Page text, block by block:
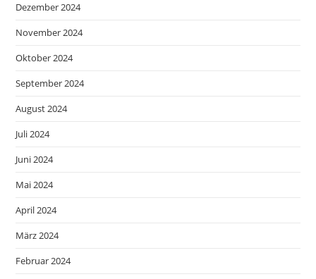
Dezember 2024
November 2024
Oktober 2024
September 2024
August 2024
Juli 2024
Juni 2024
Mai 2024
April 2024
März 2024
Februar 2024